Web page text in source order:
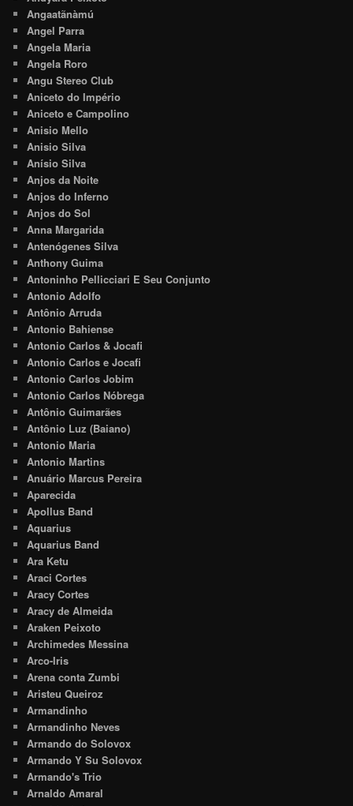
Angaatãnàmú
Angel Parra
Angela Maria
Angela Roro
Angu Stereo Club
Aniceto do Império
Aniceto e Campolino
Anisio Mello
Anisio Silva
Anísio Silva
Anjos da Noite
Anjos do Inferno
Anjos do Sol
Anna Margarida
Antenógenes Silva
Anthony Guima
Antoninho Pellicciari E Seu Conjunto
Antonio Adolfo
Antônio Arruda
Antonio Bahiense
Antonio Carlos & Jocafi
Antonio Carlos e Jocafi
Antonio Carlos Jobim
Antonio Carlos Nóbrega
Antônio Guimarães
Antônio Luz (Baiano)
Antonio Maria
Antonio Martins
Anuário Marcus Pereira
Aparecida
Apollus Band
Aquarius
Aquarius Band
Ara Ketu
Araci Cortes
Aracy Cortes
Aracy de Almeida
Araken Peixoto
Archimedes Messina
Arco-Iris
Arena conta Zumbi
Aristeu Queiroz
Armandinho
Armandinho Neves
Armando do Solovox
Armando Y Su Solovox
Armando's Trio
Arnaldo Amaral